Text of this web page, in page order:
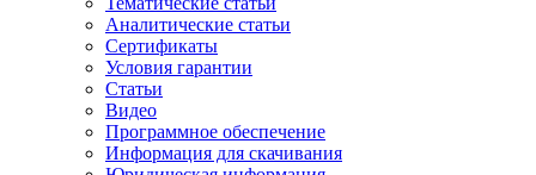
Аналитические статьи
Сертификаты
Условия гарантии
Статьи
Видео
Программное обеспечение
Информация для скачивания